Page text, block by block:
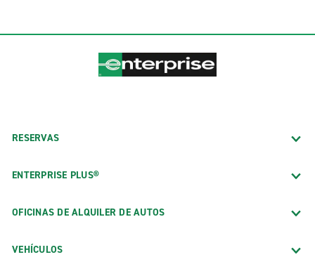
RESERVAS
ENTERPRISE PLUS®
OFICINAS DE ALQUILER DE AUTOS
VEHÍCULOS